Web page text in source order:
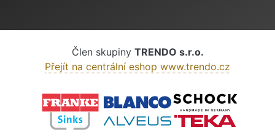
Člen skupiny TRENDO s.r.o.
Přejít na centrální eshop www.trendo.cz